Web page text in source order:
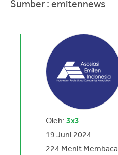
Sumber : emitennews
Oleh: 3x3
19 Juni 2024
224 Menit Membaca